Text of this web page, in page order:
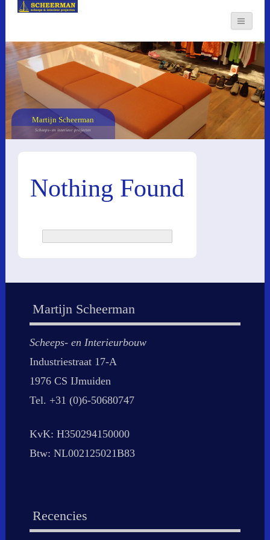
Martijn Scheerman
Scheeps- en interieur projecten
Nothing Found
Martijn Scheerman
Scheeps- en Interieurbouw
Industriestraat 17-A
1976 CS IJmuiden
Tel. +31 (0)6-50680747
KvK: H350294150000
Btw: NL002125021B83
Recencies